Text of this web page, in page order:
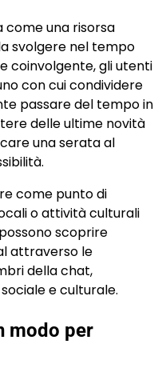
come una risorsa
svolgere nel tempo
coinvolgente, gli utenti
con cui condividere
passare del tempo in
delle ultime novità
una serata al
come punto di
o attività culturali
scoprire
attraverso le
della chat,
e culturale.
modo per